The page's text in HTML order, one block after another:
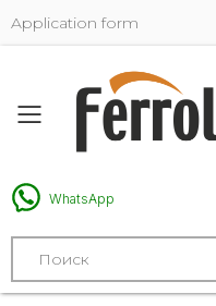
Application form
Toggle
WhatsApp
Search